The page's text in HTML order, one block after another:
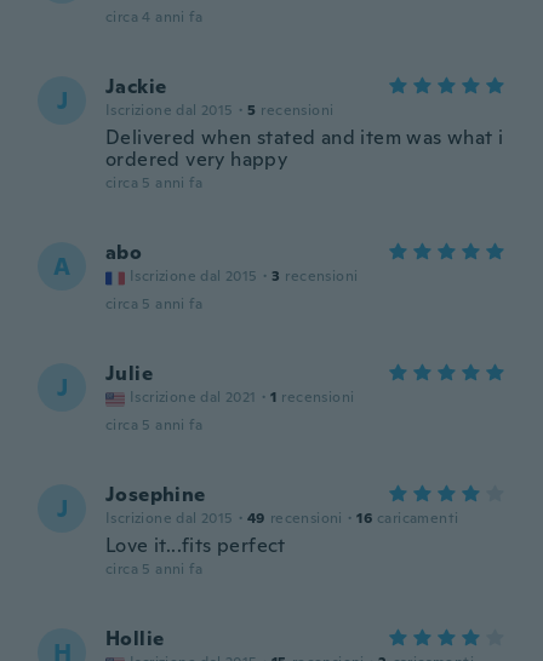
circa 4 anni fa
J Jackie
Iscrizione dal 2015 · 5 recensioni
Delivered when stated and item was what i
ordered very happy
circa 5 anni fa
A abo
Iscrizione dal 2015 · 3 recensioni
circa 5 anni fa
J Julie
Iscrizione dal 2021 · 1 recensioni
circa 5 anni fa
J Josephine
Iscrizione dal 2015 · 49 recensioni · 16 caricamenti
Love it...fits perfect
circa 5 anni fa
H Hollie